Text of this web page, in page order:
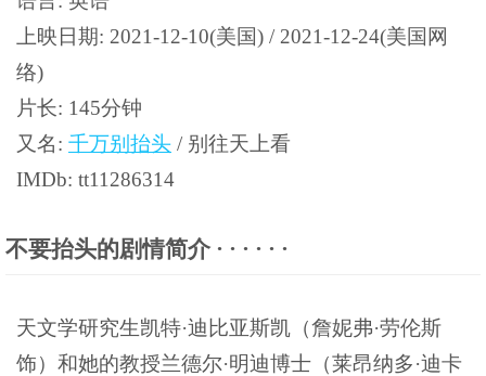
上映日期: 2021-12-10(美国) / 2021-12-24(美国网
络)
片长: 145分钟
又名: 千万别抬头 / 别往天上看
IMDb: tt11286314
不要抬头的剧情简介 · · · · · ·
天文学研究生凯特·迪比亚斯凯（詹妮弗·劳伦斯
饰）和她的教授兰德尔·明迪博士（莱昂纳多·迪卡